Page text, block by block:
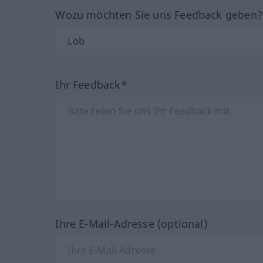
Wozu möchten Sie uns Feedback
Ihr Feedback*
Ihre E-Mail-Adresse (optional)